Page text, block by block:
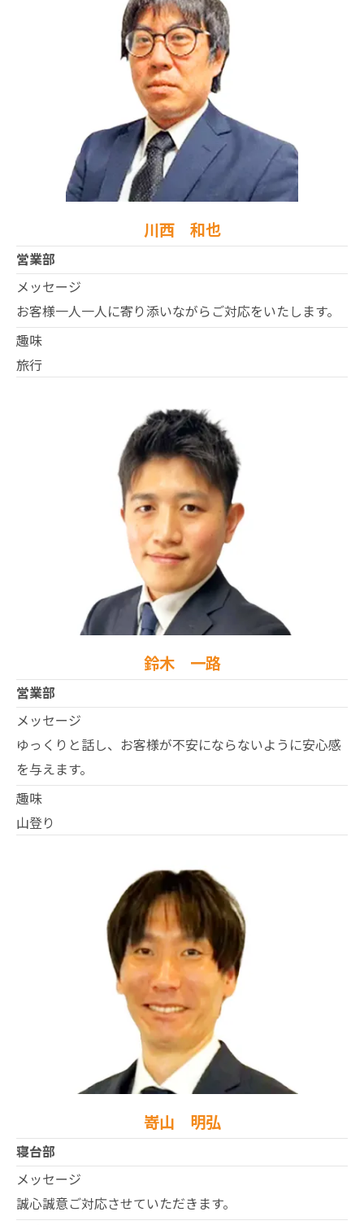
川西 和也
営業部
メッセージ
お客様一人一人に寄り添いながらご対応をいたします。
趣味
旅行
鈴木 一路
営業部
メッセージ
ゆっくりと話し、お客様が不安にならないように安心感
を与えます。
趣味
山登り
嵜山 明弘
寝台部
メッセージ
誠心誠意ご対応させていただきます。